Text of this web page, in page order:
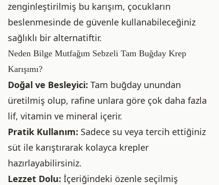
zenginleştirilmiş bu karışım, çocukların
beslenmesinde de güvenle kullanabileceğiniz
sağlıklı bir alternatiftir.
Neden Bilge Mutfağım Sebzeli Tam Buğday Krep
Karışımı?
Doğal ve Besleyici: Tam buğday unundan
üretilmiş olup, rafine unlara göre çok daha fazla
lif, vitamin ve mineral içerir.
Pratik Kullanım: Sadece su veya tercih ettiğiniz
süt ile karıştırarak kolayca krepler
hazırlayabilirsiniz.
Lezzet Dolu: İçeriğindeki özenle seçilmiş